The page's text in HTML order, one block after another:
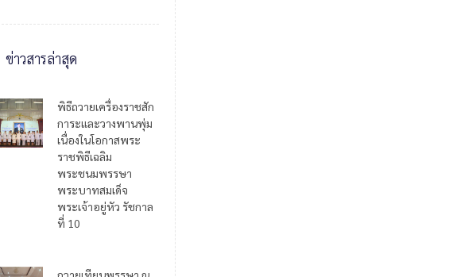
ข่าวสารล่าสุด
พิธีถวายเครื่องราชสัก
การะและวางพานพุ่ม
เนื่องในโอกาสพระ
ราชพิธีเฉลิม
พระชนมพรรษา
พระบาทสมเด็จ
พระเจ้าอยู่หัว รัชกาล
ที่ 10